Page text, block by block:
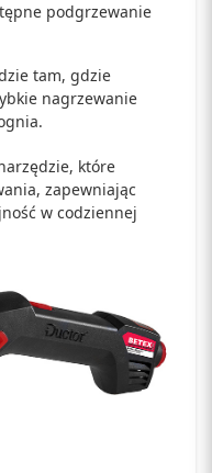
podgrzewanie
tam, gdzie
nagrzewanie
które
zapewniając
w codziennej